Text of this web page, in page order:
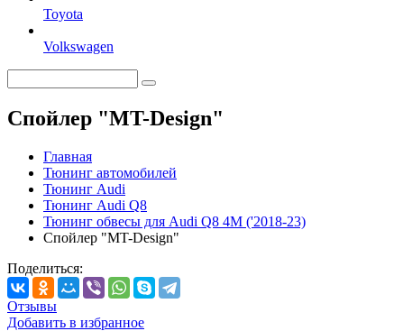
Toyota
Volkswagen
Спойлер "MT-Design"
Главная
Тюнинг автомобилей
Тюнинг Audi
Тюнинг Audi Q8
Тюнинг обвесы для Audi Q8 4M ('2018-23)
Спойлер "MT-Design"
Поделиться:
Отзывы
Добавить в избранное